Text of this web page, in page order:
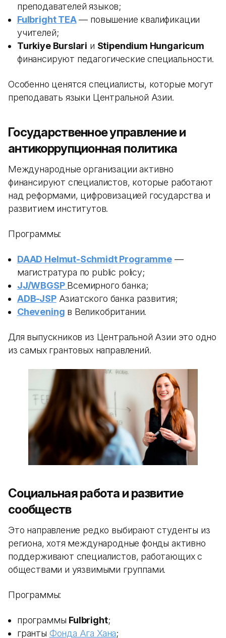
преподавателей языков;
Fulbright TEA— повышение квалификации
учителей;
Turkiye Burslari и Stipendium Hungaricum
финансируют педагогические специальности.
Особенно ценятся специалисты, которые могут
преподавать языки Центральной Азии.
Государственное управление и
антикоррупционная политика
Международные организации активно
финансируют специалистов, которые работают
над реформами, цифровизацией государства и
развитием институтов.
Программы:
DAAD Helmut-Schmidt Programme—
магистратура по public policy;
JJ/WBGSP Всемирного банка;
ADB-JSPАзиатского банка развития;
Chevening в Великобритании.
Для выпускников из Центральной Азии это одно
из самых грантовых направлений.
Социальная работа и развитие
сообществ
Это направление редко выбирают студенты из
региона, хотя международные фонды активно
поддерживают специалистов, работающих с
обществами и уязвимыми группами.
Программы:
программы Fulbright;
гранты Фонда Ага Хана;